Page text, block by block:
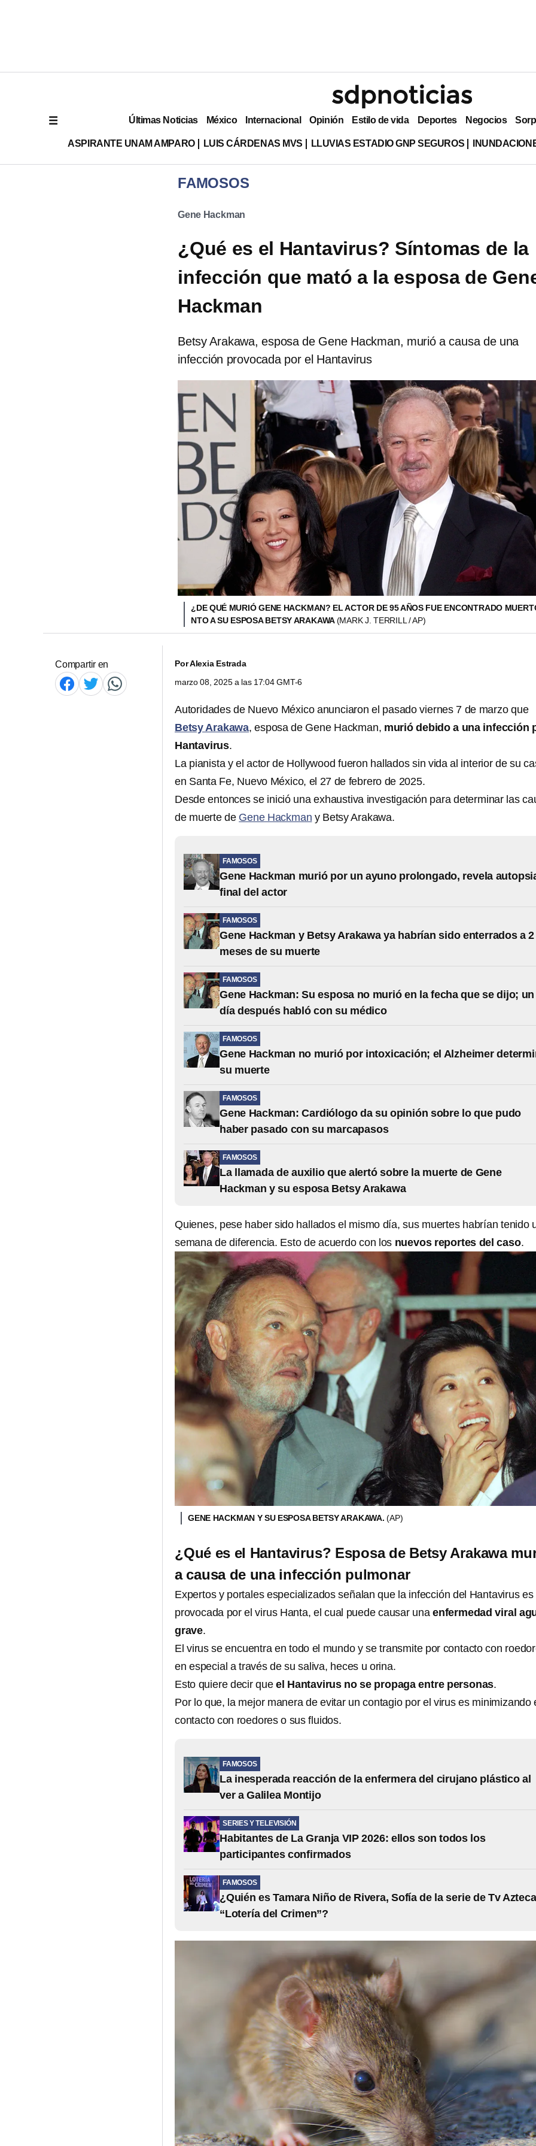
Últimas Noticias México Internacional Opinión Estilo de vida Deportes Negocios
ASPIRANTE UNAM AMPARO LUIS CÁRDENAS MVS LLUVIAS ESTADIO GNP SEGUROS
FAMOSOS
Gene Hackman
¿Qué es el Hantavirus? Síntomas de la
infección que mató a la esposa de
Hackman
Betsy Arakawa, esposa de Gene Hackman, murió a causa de una
infección provocada por el Hantavirus
¿DE QUÉ MURIÓ GENE HACKMAN? EL ACTOR DE 95 AÑOS FUE ENCONTRADO
NTO A SU ESPOSA BETSY ARAKAWA(MARK J. TERRILL / AP)
Compartir en PorAlexia Estrada
marzo 08, 2025 a las 17:04 GMT-6
Autoridades de Nuevo México anunciaron el pasado viernes 7 de marzo que
Betsy Arakawa, esposa de Gene Hackman, murió debido a una infección
Hantavirus.
La pianista y el actor de Hollywood fueron hallados sin vida al interior de su
en Santa Fe, Nuevo México, el 27 de febrero de 2025.
Desde entonces se inició una exhaustiva investigación para determinar las
de muerte de Gene Hackman y Betsy Arakawa.
FAMOSOS
Gene Hackman murió por un ayuno prolongado, revela
final del actor
FAMOSOS
Gene Hackman y Betsy Arakawa ya habrían sido enterrados a 2
meses de su muerte
FAMOSOS
Gene Hackman: Su esposa no murió en la fecha que se dijo; un
día después habló con su médico
FAMOSOS
Gene Hackman no murió por intoxicación; el Alzheimer
su muerte
FAMOSOS
Gene Hackman: Cardiólogo da su opinión sobre lo que pudo
haber pasado con su marcapasos
FAMOSOS
La llamada de auxilio que alertó sobre la muerte de Gene
Hackman y su esposa Betsy Arakawa
Quienes, pese haber sido hallados el mismo día, sus muertes habrían tenido
semana de diferencia. Esto de acuerdo con los nuevos reportes del caso.
GENE HACKMAN Y SU ESPOSA BETSY ARAKAWA.(AP)
¿Qué es el Hantavirus? Esposa de Betsy Arakawa
a causa de una infección pulmonar
Expertos y portales especializados señalan que la infección del Hantavirus es
provocada por el virus Hanta, el cual puede causar una enfermedad viral
grave.
El virus se encuentra en todo el mundo y se transmite por contacto con
en especial a través de su saliva, heces u orina.
Esto quiere decir que el Hantavirus no se propaga entre personas.
Por lo que, la mejor manera de evitar un contagio por el virus es minimizando
contacto con roedores o sus fluidos.
FAMOSOS
La inesperada reacción de la enfermera del cirujano plástico al
ver a Galilea Montijo
SERIES Y TELEVISIÓN
Habitantes de La Granja VIP 2026: ellos son todos los
participantes confirmados
FAMOSOS
¿Quién es Tamara Niño de Rivera, Sofía de la serie de Tv Azteca
“Lotería del Crimen”?